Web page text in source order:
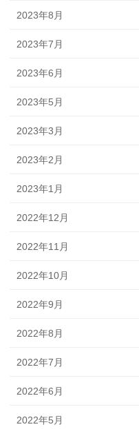
2023年8月
2023年7月
2023年6月
2023年5月
2023年3月
2023年2月
2023年1月
2022年12月
2022年11月
2022年10月
2022年9月
2022年8月
2022年7月
2022年6月
2022年5月